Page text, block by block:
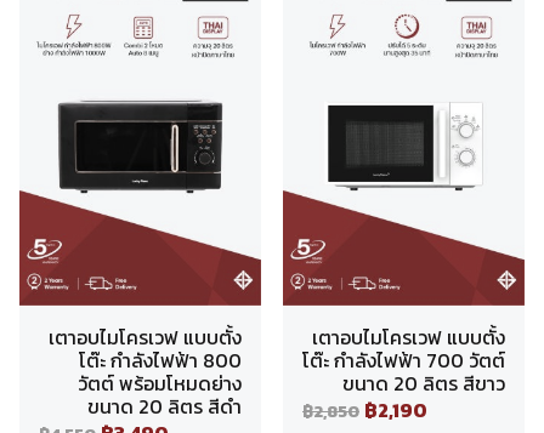
เตาอบไมโครเวฟ แบบตั้ง
โต๊ะ กำลังไฟฟ้า 800
วัตต์ พร้อมโหมดย่าง
ขนาด 20 ลิตร สีดำ
เตาอบไมโครเวฟ แบบตั้ง
โต๊ะ กำลังไฟฟ้า 700 วัตต์
ขนาด 20 ลิตร สีขาว
฿2,850 ฿2,190